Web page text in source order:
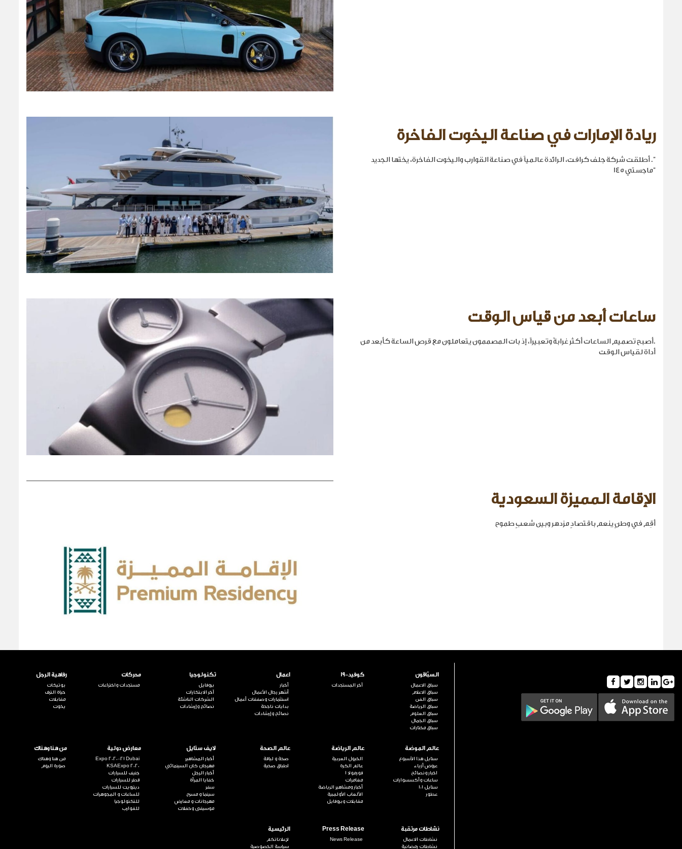
ريادة الإمارات في صناعة اليخوت الفاخرة
". أطلقت شركة جلف كرافت، الرائدة عالمياً في صناعة القوارب واليخوت الفاخرة، يختها الجديد
"ماجستي 145
ساعات أبعد من قياس الوقت
.أصبح تصميم الساعات أكثر غرابةً وتعبيراً، إذ بات المصممون يتعاملون مع قرص الساعة كأبعد من
أداة لقياس الوقت
الإقامة المميزة السعودية
أقِم في وطنٍ ينعم باقتصادٍ مزدهر وبين شعبٍ طموح
السبّاقون
سباق الاعمال
سباق الاعلام
سباق الفن
سباق الرياضة
سباق العلوم
سباق الجمال
سباق مختارات
كوفيد-19
آخر المستجدات
اعمال
أخبار
أشهر رجال الأعمال
استثمارات وصفقات أعمال
بدايات ناجحة
نصائح وإرشادات
تكنولوجيا
بروفايل
آخر الابتكارات
الشركات الناشئة
نصائح وإرشادات
محركات
مستجدات واختراعات
رفاهية الرجل
بوتيكات
حياة الترف
مقابلات
يخوت
عالم الموضة
ستايل هذا الأسبوع
عروض أزياء
اخبار ونصائح
ساعات وأكسسوارات
ستايل 101
عطور
عالم الرياضة
الخيول العربية
عالم الكرة
فورمولا 1
مغامرات
أخبار ومشاهير الرياضة
الألعاب الأولمبية
مقابلات وبروفايل
عالم الصحة
صحة و لياقة
اطباق صحية
لايف ستايل
أخبار المشاهير
مهرجان كان السينمائي
أخبار الرجل
خفايا المرأة
سفر
سينما و مسرح
مهرجانات و معارض
موسيقى وحفلات
معارض دولية
Expo 2020-21 Dubai
KSAExpo 2020
جنيف للسيارات
قطر للسيارات
ديترويت للسيارات
للساعات و المجوهرات
للتكنولوجيا
للقوارب
من هنا وهناك
من هنا وهناك
صورة اليوم
نشاطات مرتقبة
نشاطات الاعمال
نشاطات رمضانية
Press Release
News Release
الرئيسية
لإعلاناتكم
سياسة الخصوصية